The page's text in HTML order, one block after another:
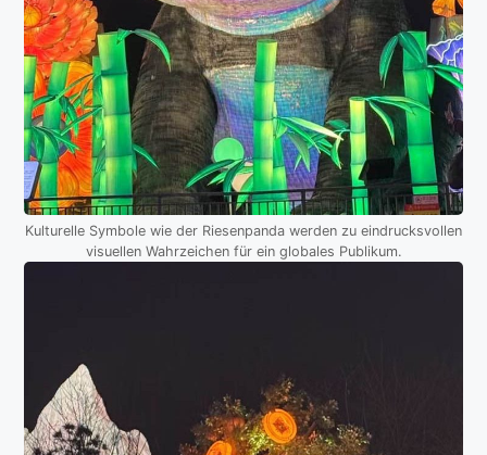
Kulturelle Symbole wie der Riesenpanda werden zu eindrucksvollen
visuellen Wahrzeichen für ein globales Publikum.